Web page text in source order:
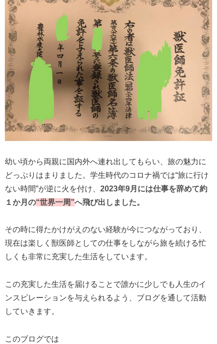
幼い頃から両親に国内外へ連れ出してもらい、旅の魅力に
どっぷりはまりました。学生時代のコロナ禍では“旅に行け
ない時間”が逆に火を付け、 2023年9月には仕事を辞めて約
１か月の“世界一周”へ飛び出しました。
その時に得たかけがえのない経験が今につながっており、
現在は楽しく獣医師としての仕事をしながら旅を続ける忙
しくも非常に充実した生活をしています。
この充実した生活を届けることで誰かに少しでも人生のイ
ンスピレーションを与えられるよう、ブログを通して活動
していきます。
このブログでは